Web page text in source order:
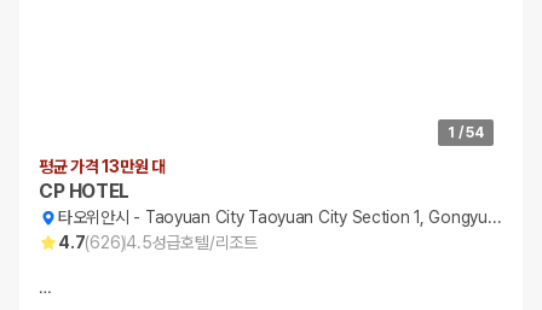
1 /54
평균 가격 13만원 대
CP HOTEL
타오위안시 - Taoyuan City Taoyuan City Section 1, Gongyuan Rd,
4.7(626)4.5성급호텔/리조트
…